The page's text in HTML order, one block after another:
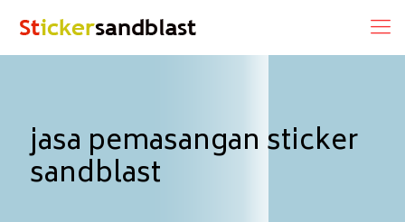
jasa pemasangan sticker
sandblast